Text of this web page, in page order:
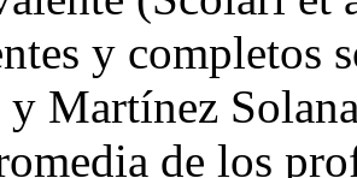
y completos
y Martínez
de los